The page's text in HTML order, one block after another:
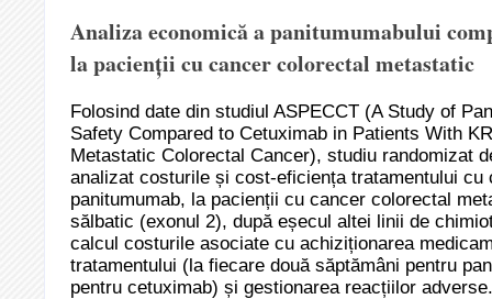
Analiza economică a panitumumabului
la pacienții cu cancer colorectal metastatic
Folosind date din studiul ASPECCT (A Study of
Safety Compared to Cetuximab in Patients With
Metastatic Colorectal Cancer), studiu randomizat
analizat costurile și cost-eficiența tratamentului cu
panitumumab, la pacienții cu cancer colorectal
sălbatic (exonul 2), după eșecul altei linii de
calcul costurile asociate cu achiziționarea
tratamentului (la fiecare două săptămâni pentru
pentru cetuximab) și gestionarea reacțiilor adverse.